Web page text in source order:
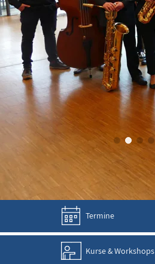
Termine
Kurse & Workshops